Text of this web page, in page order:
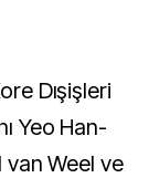
Dışişleri
Yeo Han-
van Weel ve